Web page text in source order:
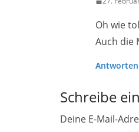
Oh wie
Auch die
Antworten
Schreibe
Deine E-Mail-